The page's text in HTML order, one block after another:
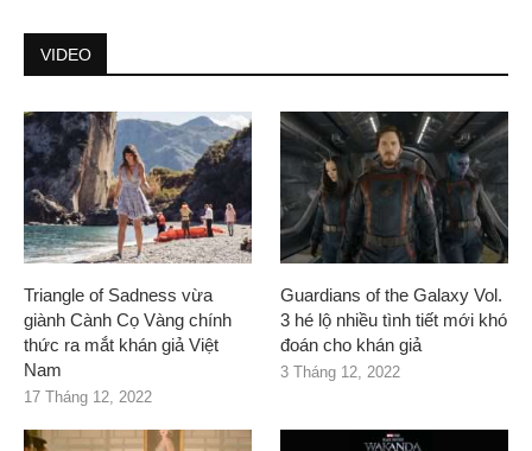
VIDEO
Triangle of Sadness vừa
giành Cành Cọ Vàng chính
thức ra mắt khán giả Việt
Nam
17 Tháng 12, 2022
Guardians of the Galaxy Vol.
3 hé lộ nhiều tình tiết mới khó
đoán cho khán giả
3 Tháng 12, 2022